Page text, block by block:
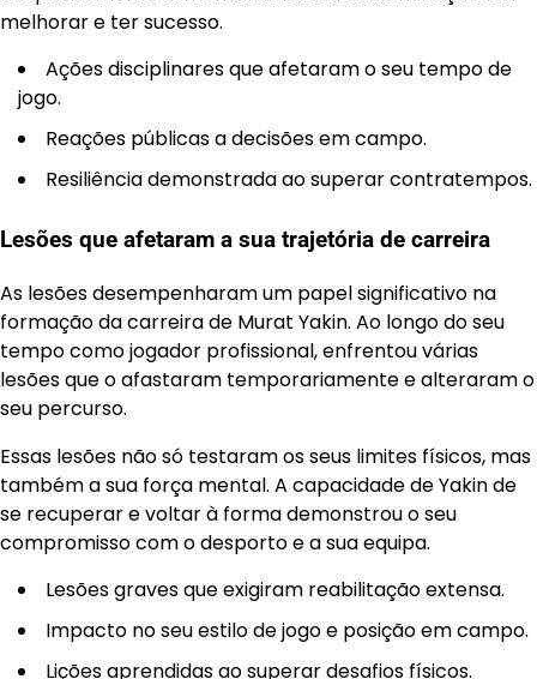
melhorar e ter sucesso.
Ações disciplinares que afetaram o seu tempo de
jogo.
Reações públicas a decisões em campo.
Resiliência demonstrada ao superar contratempos.
Lesões que afetaram a sua trajetória de carreira
As lesões desempenharam um papel significativo na
formação da carreira de Murat Yakin. Ao longo do seu
tempo como jogador profissional, enfrentou várias
lesões que o afastaram temporariamente e alteraram o
seu percurso.
Essas lesões não só testaram os seus limites físicos, mas
também a sua força mental. A capacidade de Yakin de
se recuperar e voltar à forma demonstrou o seu
compromisso com o desporto e a sua equipa.
Lesões graves que exigiram reabilitação extensa.
Impacto no seu estilo de jogo e posição em campo.
Lições aprendidas ao superar desafios físicos.